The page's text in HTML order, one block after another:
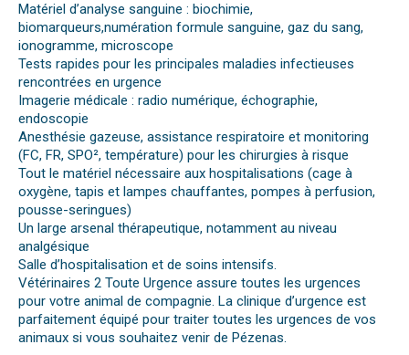
Matériel d’analyse sanguine : biochimie,
biomarqueurs,numération formule sanguine, gaz du sang,
ionogramme, microscope
Tests rapides pour les principales maladies infectieuses
rencontrées en urgence
Imagerie médicale : radio numérique, échographie,
endoscopie
Anesthésie gazeuse, assistance respiratoire et monitoring
(FC, FR, SPO², température) pour les chirurgies à risque
Tout le matériel nécessaire aux hospitalisations (cage à
oxygène, tapis et lampes chauffantes, pompes à perfusion,
pousse-seringues)
Un large arsenal thérapeutique, notamment au niveau
analgésique
Salle d’hospitalisation et de soins intensifs.
Vétérinaires 2 Toute Urgence assure toutes les urgences
pour votre animal de compagnie. La clinique d’urgence est
parfaitement équipé pour traiter toutes les urgences de vos
animaux si vous souhaitez venir de Pézenas.